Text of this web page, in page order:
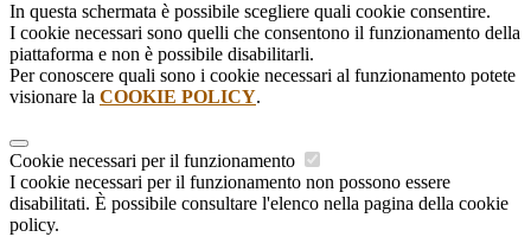
In questa schermata è possibile scegliere quali cookie consentire.
I cookie necessari sono quelli che consentono il funzionamento della
piattaforma e non è possibile disabilitarli.
Per conoscere quali sono i cookie necessari al funzionamento potete
visionare la COOKIE POLICY.
Cookie necessari per il funzionamento
I cookie necessari per il funzionamento non possono essere
disabilitati. È possibile consultare l'elenco nella pagina della cookie
policy.